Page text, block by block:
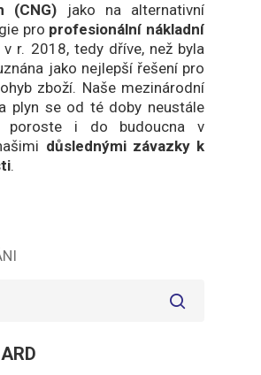
(CNG) jako na alternativní
pro profesionální nákladní
v r. 2018, tedy dříve, než byla
jako nejlepší řešení pro
zboží. Naše mezinárodní
plyn se od té doby neustále
poroste i do budoucna v
důslednými závazky k
.